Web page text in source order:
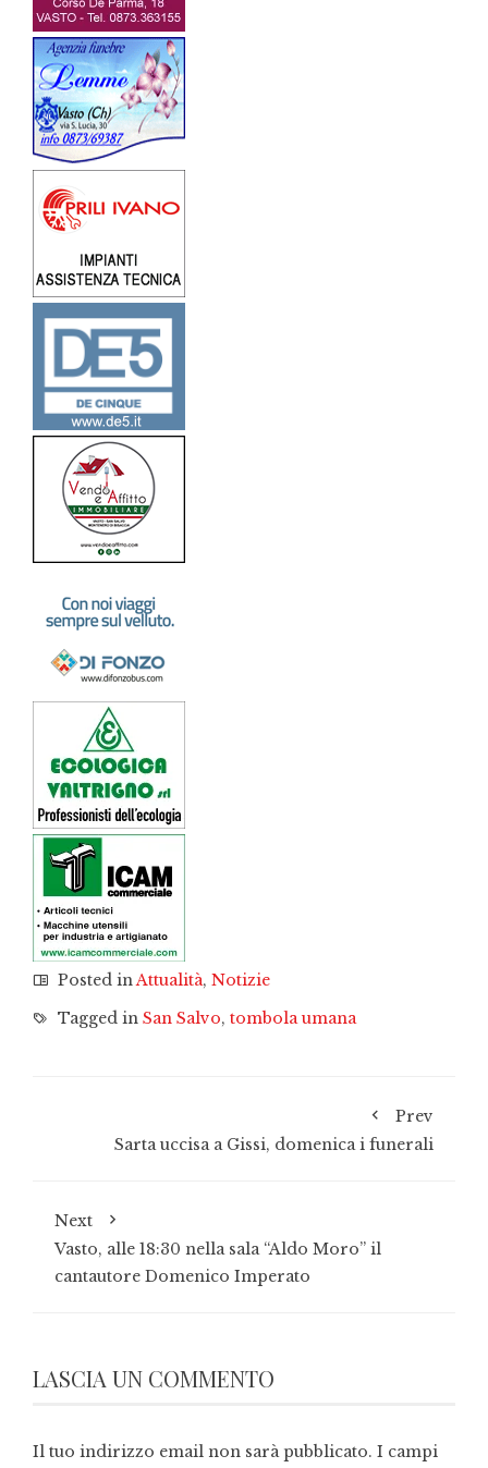
Posted inAttualità, Notizie
Tagged in San Salvo, tombola umana
Prev
Sarta uccisa a Gissi, domenica i funerali
Next
Vasto, alle 18:30 nella sala “Aldo Moro” il
cantautore Domenico Imperato
LASCIA UN COMMENTO
Il tuo indirizzo email non sarà pubblicato. I campi